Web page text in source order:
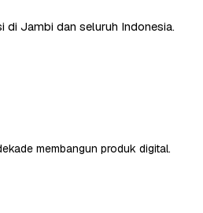
di Jambi dan seluruh Indonesia.
membangun produk digital.